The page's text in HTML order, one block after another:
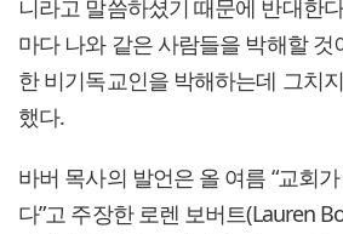
니라고 말씀하셨기 때문에 반대한
마다 나와 같은 사람들을 박해할 것
한 비기독교인을 박해하는데 그치
했다.
바버 목사의 발언은 올 여름 “교회
다”고 주장한 로렌 보버트(Lauren